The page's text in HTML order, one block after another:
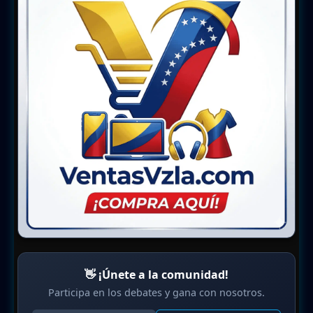
👋 ¡Únete a la comunidad!
Participa en los debates y gana con nosotros.